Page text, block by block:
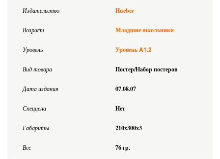
Издательство Hueber
Возраст Младшие школьники
Уровень УровеньA1.2
Вид товара Постер/Набор постеров
Дата издания 07.08.07
Спеццена Нет
Габариты 210x300x3
Вес 76 гр.